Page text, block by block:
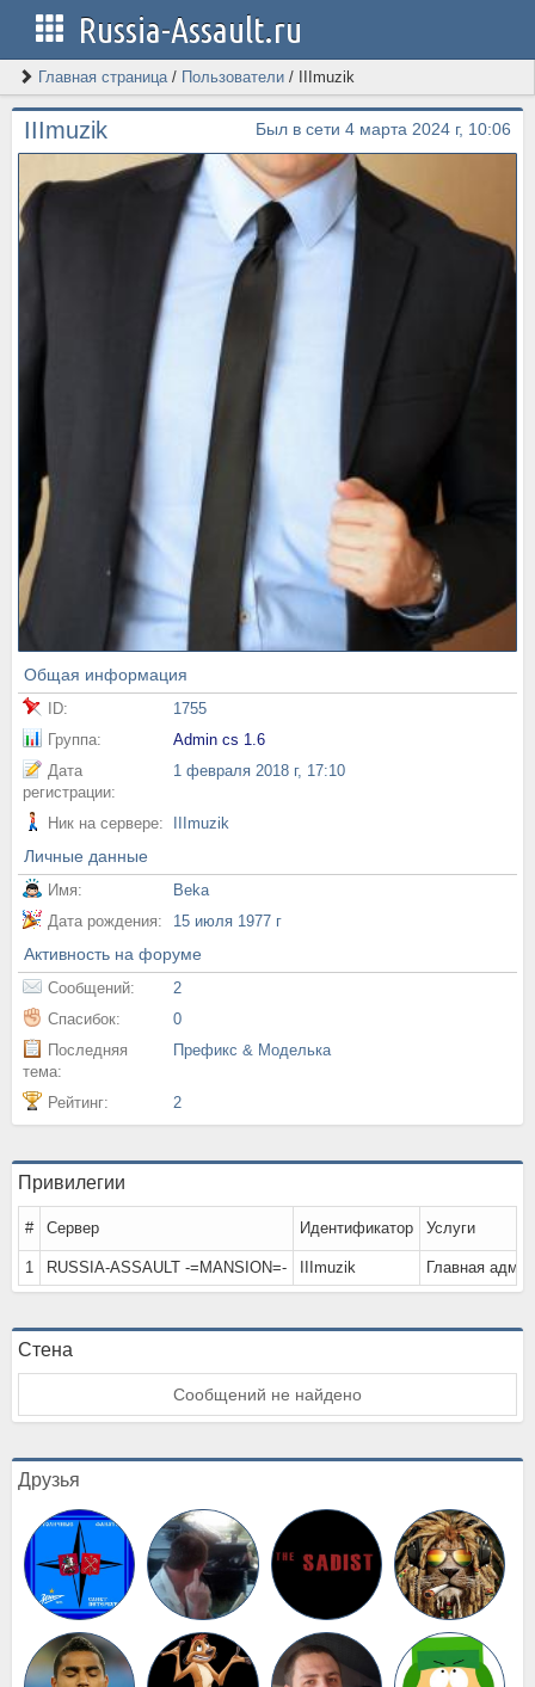
Russia-Assault.ru
Главная страница/ Пользователи / IIImuzik
IIImuzik Был в сети 4 марта 2024 г, 10:06
Общая информация
ID:
1755
Группа:
Admin cs 1.6
Дата
регистрации:
1 февраля 2018 г, 17:10
Ник на сервере: IIImuzik
Личные данные
Имя:
Beka
Дата рождения:
15 июля 1977 г
Активность на форуме
Сообщений:
2
Спасибок:
0
Последняя
тема:
Префикс & Моделька
Рейтинг: 2
Привилегии
# Сервер Идентификатор Услуги
1 RUSSIA-ASSAULT -=MANSION=- IIImuzik Главная
Стена
Сообщений не найдено
Друзья